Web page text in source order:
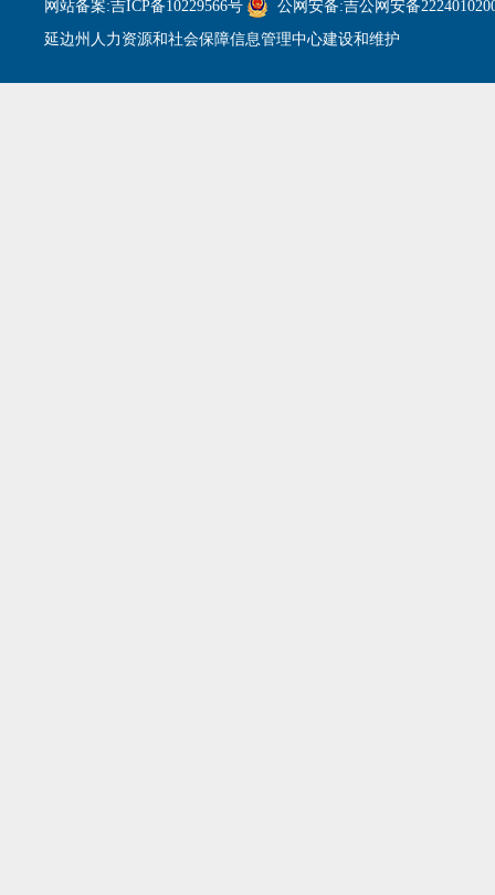
网站备案:吉ICP备10229566号
公网安备:吉公网安备
延边州人力资源和社会保障信息管理中心建设和维护